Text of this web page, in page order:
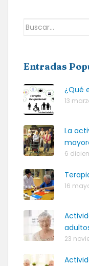
Buscar:
Entradas
¿Qué
13
La
6
16
23